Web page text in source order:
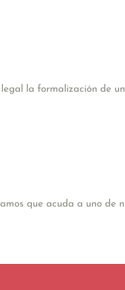
la formalización de
que acuda a uno de